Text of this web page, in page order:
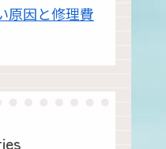
原因と修理費